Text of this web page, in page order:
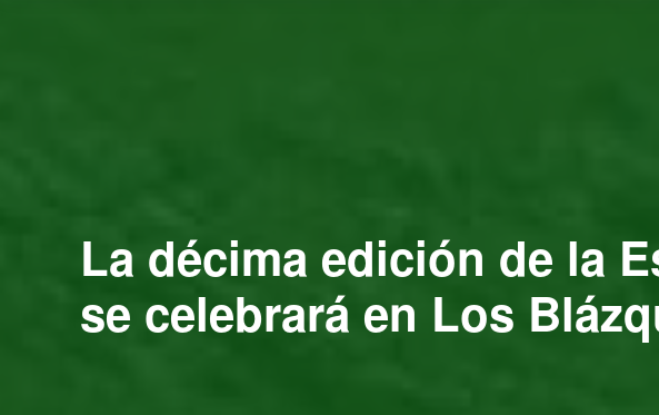
La décima edición de la
se celebrará en Los